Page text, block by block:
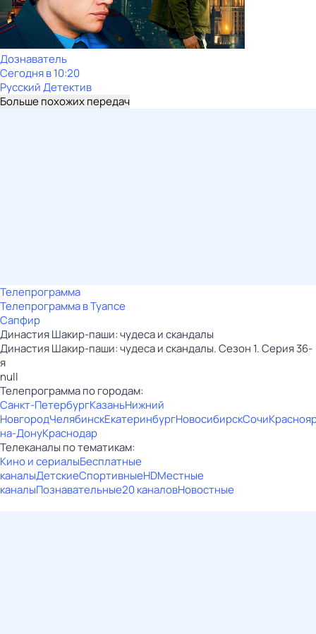
Дознаватель
Сегодня в 10:20
Русский Детектив
Больше похожих передач
Телепрограмма
Телепрограмма в Туапсе
Сапфир
Династия Шакир-паши: чудеса и скандалы
Династия Шакир-паши: чудеса и скандалы. Сезон 1. Серия 36-
я
null
Телепрограмма по городам:
Санкт-ПетербургКазаньНижний
НовгородЧелябинскЕкатеринбургНовосибирскСочи
на-ДонуКраснодар
Телеканалы по тематикам:
Кино и сериалыБесплатные
каналыДетскиеСпортивныеHDМестные
каналыПознавательные20 каналовНовостные